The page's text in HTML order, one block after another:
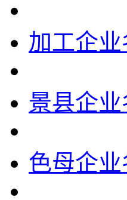
加工企业
景县企业
色母企业